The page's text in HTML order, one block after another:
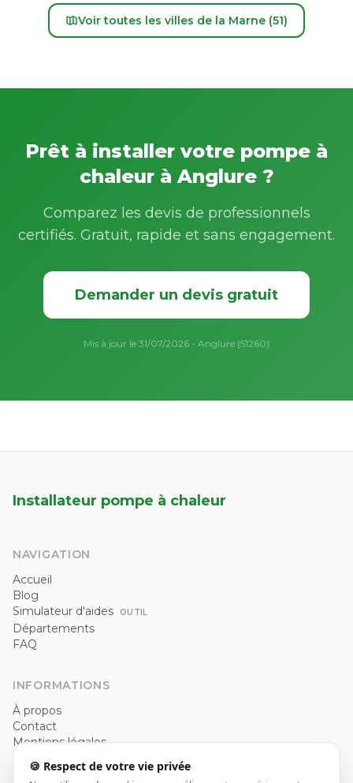
Voir toutes les villes de la Marne (51)
Prêt à installer votre pompe à
chaleur à Anglure ?
Comparez les devis de professionnels
certifiés. Gratuit, rapide et sans engagement.
Demander un devis gratuit
Mis à jour le 31/07/2026 - Anglure (51260)
Installateur pompe à chaleur
NAVIGATION
Accueil
Blog
Simulateur d'aides
OUTIL
Départements
FAQ
INFORMATIONS
À propos
Contact
Mentions légales
CGU🍪 Respect de votre vie privée